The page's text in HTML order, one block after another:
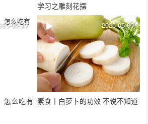
学习之雕刻花摆
怎么吃有
05-30
素食丨白萝卜的功效 不说不知道
2025-05-30